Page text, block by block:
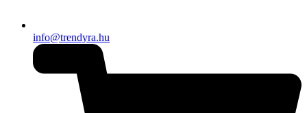
info@trendyra.hu